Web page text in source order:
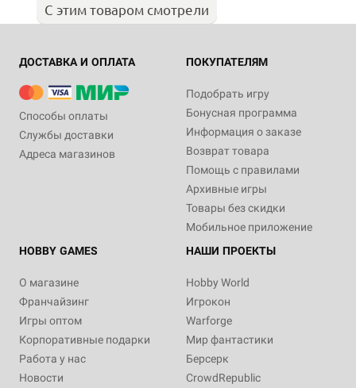
С этим товаром смотрели
ДОСТАВКА И ОПЛАТА
Способы оплаты
Службы доставки
Адреса магазинов
ПОКУПАТЕЛЯМ
Подобрать игру
Бонусная программа
Информация о заказе
Возврат товара
Помощь с правилами
Архивные игры
Товары без скидки
Мобильное приложение
HOBBY GAMES
О магазине
Франчайзинг
Игры оптом
Корпоративные подарки
Работа у нас
Новости
НАШИ ПРОЕКТЫ
Hobby World
Игрокон
Warforge
Мир фантастики
Берсерк
CrowdRepublic